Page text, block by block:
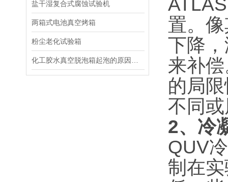
盐干湿复合式腐蚀试验机
两箱式电池真空烤箱
粉尘老化试验箱
置。
下降
来补
的局
不同
2、冷
QUV
制在